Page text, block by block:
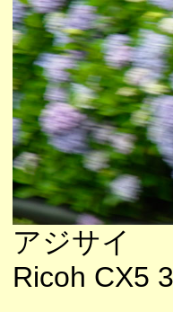
アジサイ
Ricoh CX5